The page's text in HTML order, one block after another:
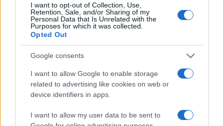
I want to opt-out of Collection, Use,
Retention, Sale, and/or Sharing of my
Personal Data that Is Unrelated with the
Purposes for which it was collected.
Opted Out
Google consents
I want to allow Google to enable storage
related to advertising like cookies on web or
device identifiers in apps.
I want to allow my user data to be sent to
Share:
Ακολουθήστε το Νewsit.gr στο
τελευταία νέα
Πιο δημοφιλή